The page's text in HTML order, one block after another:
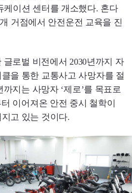
케이션 센터를 개소했다. 혼다
거점에서 안전운전 교육을 진
글로벌 비전에서 2030년까지 자
을 통한 교통사고 사망자를 절
까지는 사망자 ‘제로’를 목표로
이어져온 안전 중시 철학이
고 있는 것이다.